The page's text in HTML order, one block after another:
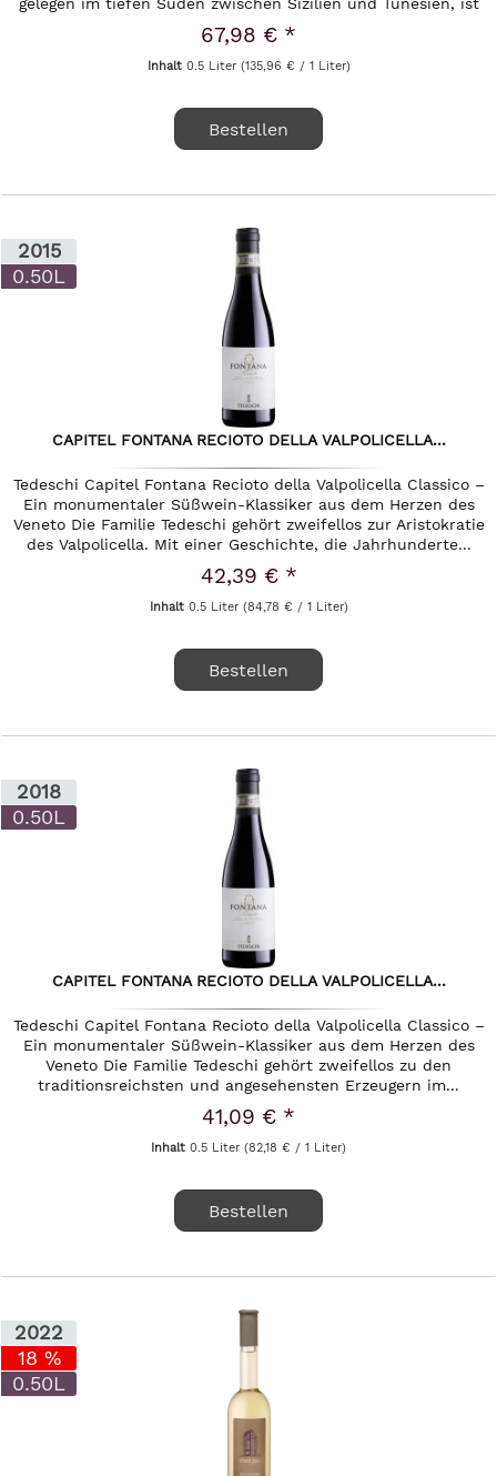
die Heimat...
67,98 € *
Inhalt 0.5 Liter (135,96 € / 1 Liter)
Bestellen
2015
0.50L
CAPITEL FONTANA RECIOTO DELLA VALPOLICELLA...
Tedeschi Capitel Fontana Recioto della Valpolicella Classico –
Ein monumentaler Süßwein-Klassiker aus dem Herzen des
Veneto Die Familie Tedeschi gehört zweifellos zur Aristokratie
des Valpolicella. Mit einer Geschichte, die Jahrhunderte...
42,39 € *
Inhalt 0.5 Liter (84,78 € / 1 Liter)
Bestellen
2018
0.50L
CAPITEL FONTANA RECIOTO DELLA VALPOLICELLA...
Tedeschi Capitel Fontana Recioto della Valpolicella Classico –
Ein monumentaler Süßwein-Klassiker aus dem Herzen des
Veneto Die Familie Tedeschi gehört zweifellos zu den
traditionsreichsten und angesehensten Erzeugern im...
41,09 € *
Inhalt0.5 Liter(82,18 € / 1 Liter)
Bestellen
2022
18 %
0.50L